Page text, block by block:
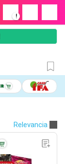
!
Relevancia